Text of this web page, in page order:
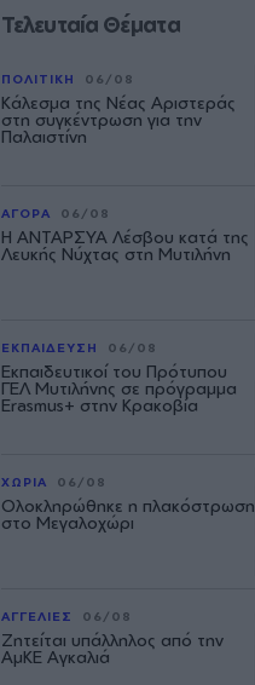
Τελευταία Θέματα
ΠΟΛΙΤΙΚΗ 06/08
Κάλεσμα της Νέας Αριστεράς
στη συγκέντρωση για την
Παλαιστίνη
ΑΓΟΡΑ 06/08
Η ΑΝΤΑΡΣΥΑ Λέσβου κατά της
Λευκής Νύχτας στη Μυτιλήνη
ΕΚΠΑΙΔΕΥΣΗ 06/08
Εκπαιδευτικοί του Πρότυπου
ΓΕΛ Μυτιλήνης σε πρόγραμμα
Erasmus+ στην Κρακοβία
ΧΩΡΙΑ 06/08
Ολοκληρώθηκε η πλακόστρωση
στο Μεγαλοχώρι
ΑΓΓΕΛΙΕΣ 06/08
Ζητείται υπάλληλος από την
ΑμΚΕ Αγκαλιά